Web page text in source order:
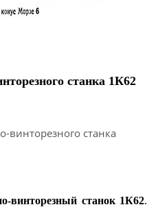
станка 1К62
винторезный станок 1К62.